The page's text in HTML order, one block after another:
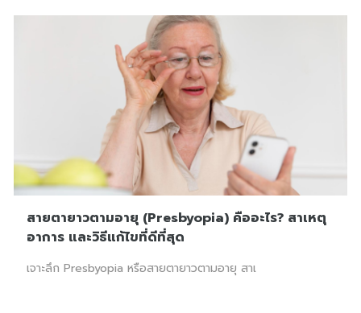
สายตายาวตามอายุ (Presbyopia) คืออะไร? สาเหตุ
อาการ และวิธีแก้ไขที่ดีที่สุด
เจาะลึก Presbyopia หรือสายตายาวตามอายุ สาเ